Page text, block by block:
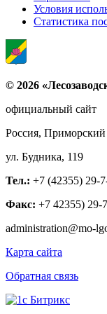
Условия
Статистика
© 2026
официальный сайт
Россия, Приморский
ул. Будника, 119
Тел.: +7 (42355) 29-
Факс: +7 42355) 29-
administration@mo-
Карта сайта
Обратная связь